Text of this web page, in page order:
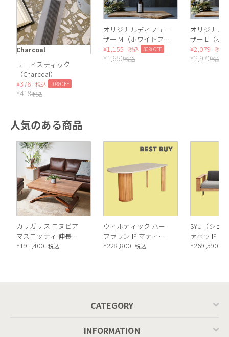
Charcoal
リードスティック
（Charcoal）
¥376 税込 10%OFF
¥418税込
オリジナルディフュー
ザー M（ホワイトフ
ローラル）
¥1,155 税込 30%OFF
¥1,650税込
オリジナル
ザー L（ホ
ーラル）
¥2,079 税込
¥2,970税込
人気のある商品
カリガリス コヌビア
マスコッティ 伸長・
昇降式テーブル ／
¥191,400 税込
ウィルティック ハー
フラウンド マティエ
ラ塗装 ダイニングテ
¥228,800 税込
SYU（シュ
ァベッド（
ル）190cm
¥269,390
CATEGORY
INFORMATION